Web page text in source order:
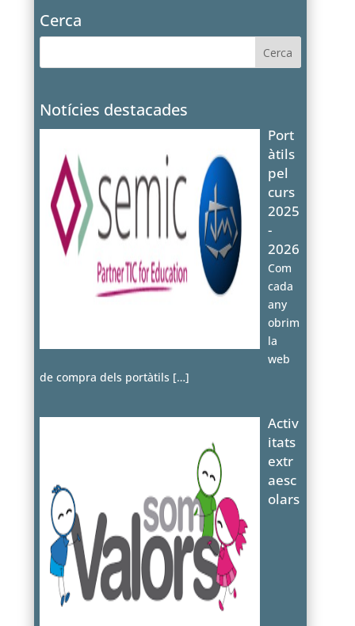
Cerca
Notícies destacades
Port
àtils
pel
curs
2025
-
2026
Com
cada
any
obrim
la
web
de compra dels portàtils […]
Activ
itats
extr
aesc
olars